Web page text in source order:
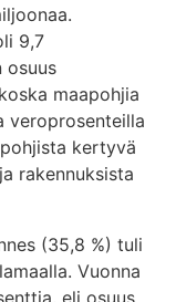
9,7
osuus
maapohjia
veroprosenteilla
kertyvä
rakennuksista
(35,8 %) tuli
Vuonna
eli osuus